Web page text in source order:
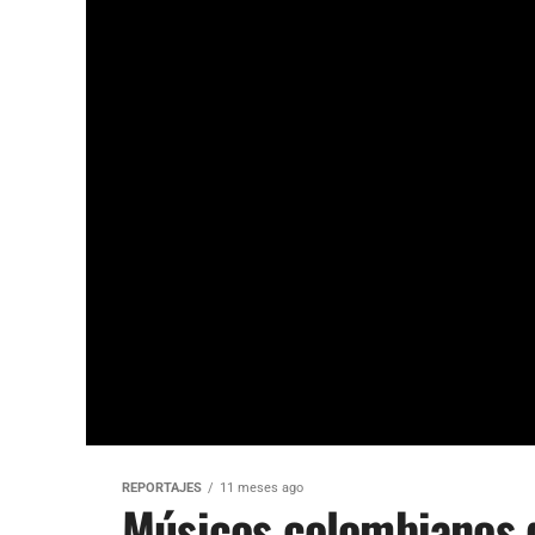
REPORTAJES 11 meses ago